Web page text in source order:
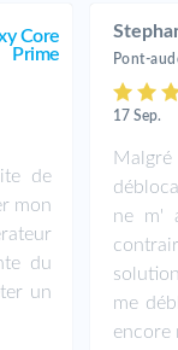
Core
Prime
de
mon
du
un
Pont-
17 Sep.
ne m'
me
encore